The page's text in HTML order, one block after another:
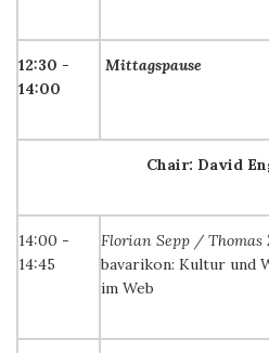
12:30 -
14:00
Mittagspause
Chair: David
14:00 -
14:45
Florian Sepp /
bavarikon: Kultur und
im Web